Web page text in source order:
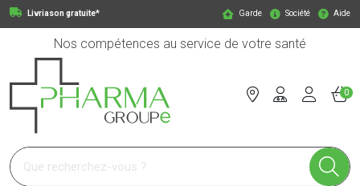
Livriason gratuite* Garde Société Aide
Nos compétences au service de votre santé
Pharmagroupe Votre pharmacie en ligne à votre service
0